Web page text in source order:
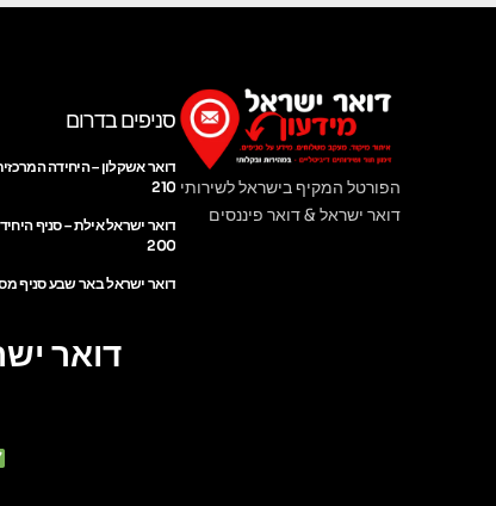
הפורטל המקיף בישראל לשירותי
דואר ישראל & דואר פיננסים
סניפים בדרום
דואר אשקלון – היחידה
210
דואר ישראל אילת – סניף
200
דואר ישראל באר שבע סניף
דואר